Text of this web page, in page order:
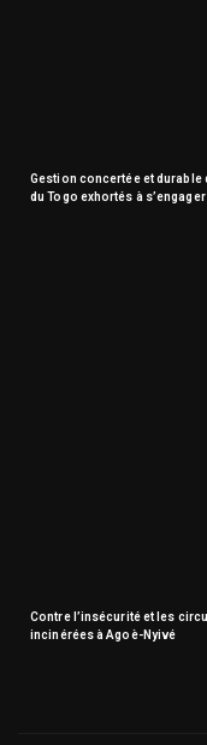
Gestion concertée et durable
du Togo exhortés à
Contre l’insécurité et les
incinérées à Agoè-Nyivé